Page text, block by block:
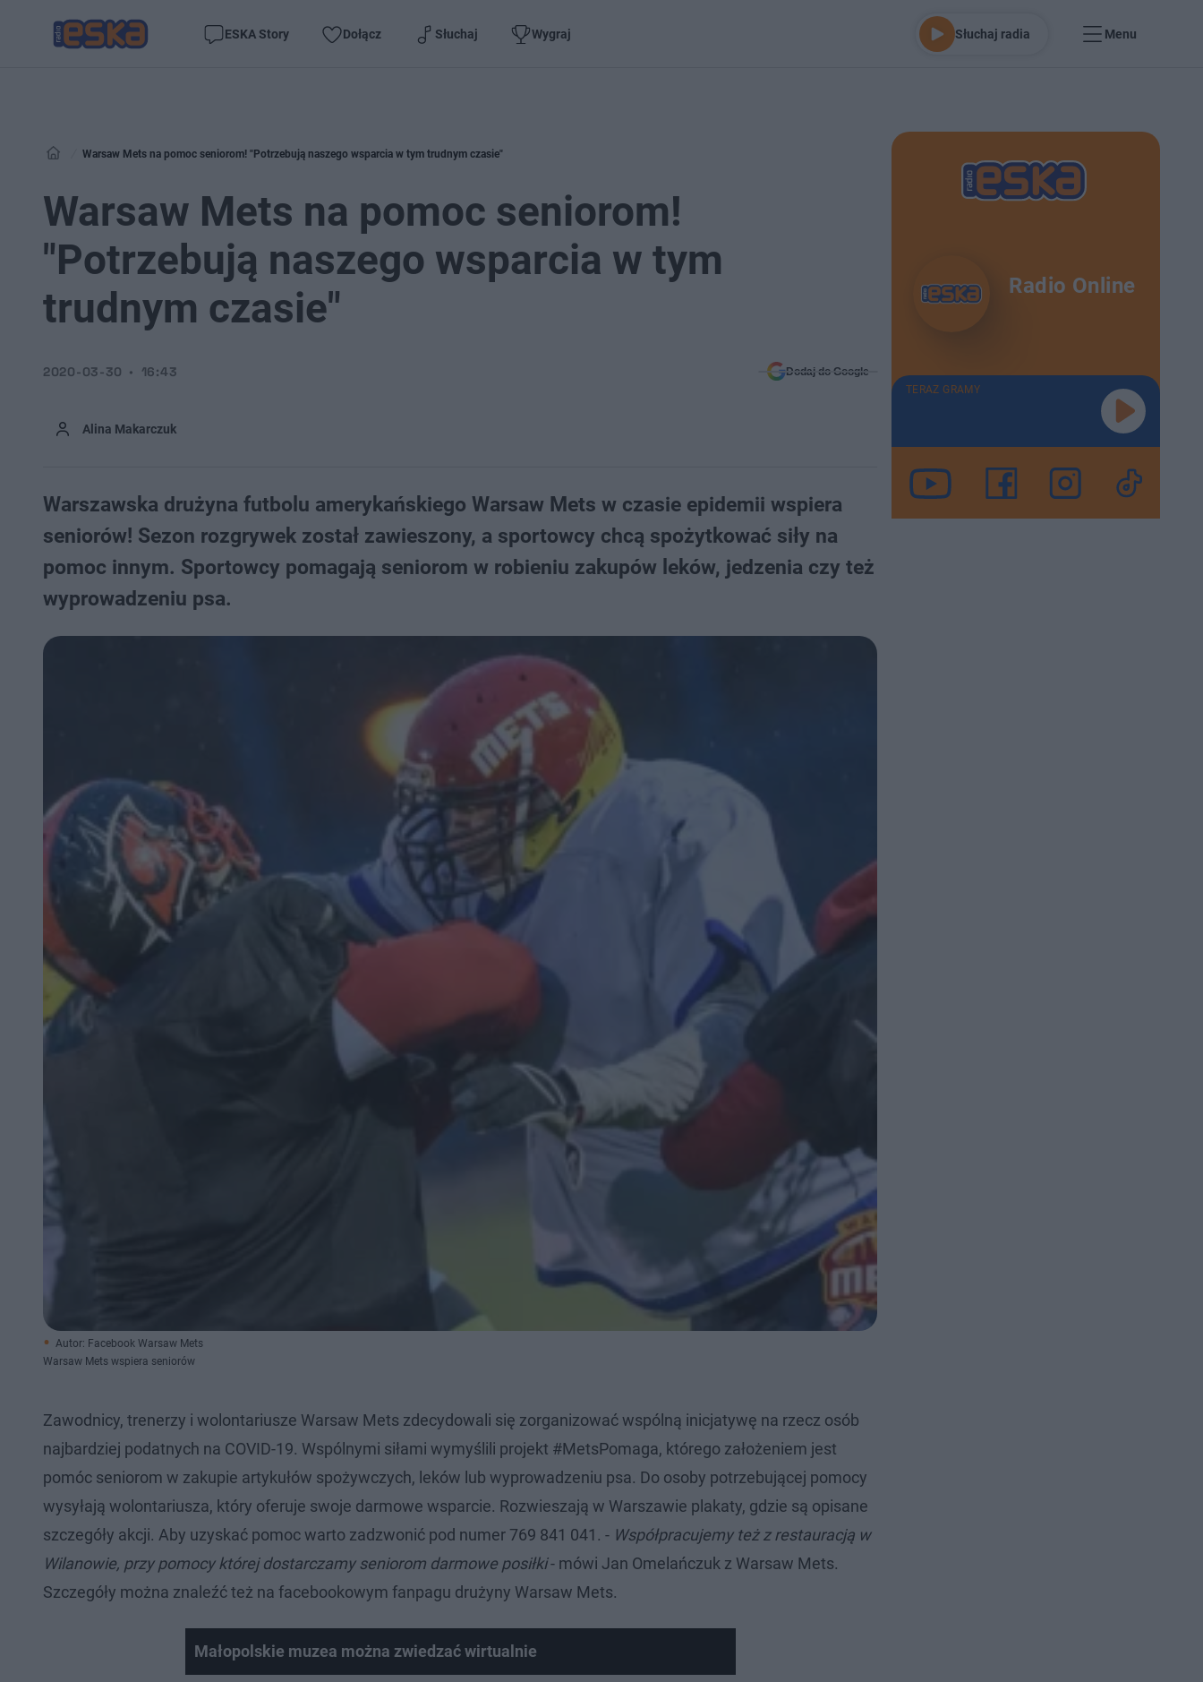
ESKA Story Dołącz Słuchaj Wygraj Słuchaj radia Menu
Warsaw Mets na pomoc seniorom! "Potrzebują naszego wsparcia w tym trudnym czasie"
Warsaw Mets na pomoc seniorom!
"Potrzebują naszego wsparcia w tym
trudnym czasie"
Alina Makarczuk
2020-03-30 16:43 Dodaj do Google
Warszawska drużyna futbolu amerykańskiego Warsaw Mets w czasie epidemii wspiera
seniorów! Sezon rozgrywek został zawieszony, a sportowcy chcą spożytkować siły na
pomoc innym. Sportowcy pomagają seniorom w robieniu zakupów leków, jedzenia czy też
wyprowadzeniu psa.
Autor: Facebook Warsaw Mets
Warsaw Mets wspiera seniorów
Zawodnicy, trenerzy i wolontariusze Warsaw Mets zdecydowali się zorganizować wspólną inicjatywę na rzecz osób
najbardziej podatnych na COVID-19. Wspólnymi siłami wymyślili projekt #MetsPomaga, którego założeniem jest
pomóc seniorom w zakupie artykułów spożywczych, leków lub wyprowadzeniu psa. Do osoby potrzebującej pomocy
wysyłają wolontariusza, który oferuje swoje darmowe wsparcie. Rozwieszają w Warszawie plakaty, gdzie są opisane
szczegóły akcji. Aby uzyskać pomoc warto zadzwonić pod numer 769 841 041. - Współpracujemy też z restauracją w
Wilanowie, przy pomocy której dostarczamy seniorom darmowe posiłki- mówi Jan Omelańczuk z Warsaw Mets.
Szczegóły można znaleźć też na facebookowym fanpagu drużyny Warsaw Mets.
Małopolskie muzea można zwiedzać wirtualnie
Radio Online
TERAZ GRAMY